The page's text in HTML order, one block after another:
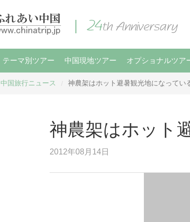
テーマ別ツアー 中国現地ツアー オプショナルツア
中国旅行ニュース 神農架はホット避暑観光地になってい
神農架はホット
2012年08月14日